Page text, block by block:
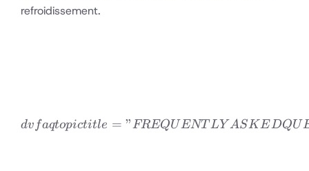
refroidissement.
dvfaqtopic
dv faqtopictitle = ”FREQUENT LY ASKEDQU